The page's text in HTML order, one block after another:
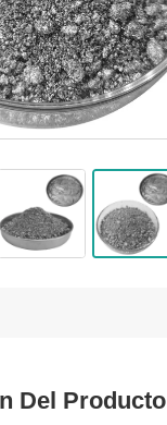
Del Producto